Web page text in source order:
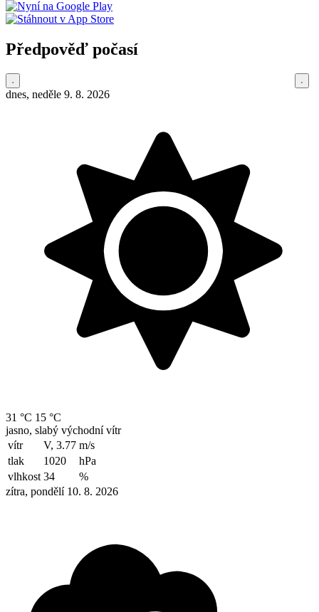
Předpověď počasí
dnes, neděle 9. 8. 2026
31 °C 15 °C
jasno, slabý východní vítr
vítr
V, 3.77 m/s
tlak
1020
hPa
vlhkost 34
%
zítra, pondělí 10. 8. 2026